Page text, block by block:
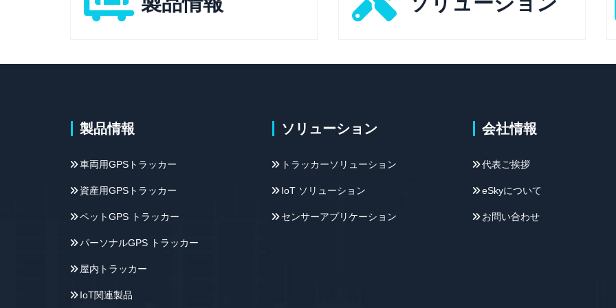
製品情報
車両用GPSトラッカー
資産用GPSトラッカー
ペットGPS トラッカー
パーソナルGPS トラッカー
屋内トラッカー
IoT関連製品
ソリューション
トラッカーソリューション
IoT ソリューション
センサーアプリケーション
会社情報
代表ご挨拶
eSkyについて
お問い合わせ